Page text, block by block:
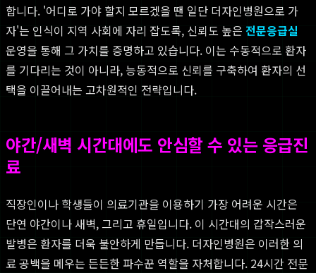
합니다. '어디로 가야 할지 모르겠을 땐 일단 더자인병원으로 가
자'는 인식이 지역 사회에 자리 잡도록, 신뢰도 높은 전문응급실
운영을 통해 그 가치를 증명하고 있습니다. 이는 수동적으로 환자
를 기다리는 것이 아니라, 능동적으로 신뢰를 구축하여 환자의 선
택을 이끌어내는 고차원적인 전략입니다.
야간/새벽 시간대에도 안심할 수 있는 응급진
료
직장인이나 학생들이 의료기관을 이용하기 가장 어려운 시간은
단연 야간이나 새벽, 그리고 휴일입니다. 이 시간대의 갑작스러운
발병은 환자를 더욱 불안하게 만듭니다. 더자인병원은 이러한 의
료 공백을 메우는 든든한 파수꾼 역할을 자처합니다. 24시간 전문